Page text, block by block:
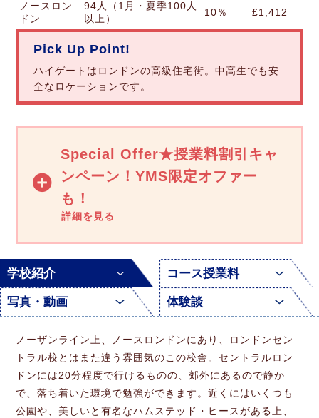
ノースロン
ドン
94人（1月・夏季100人
以上）
10％ £1,412
Pick Up Point!
ハイゲートはロンドンの高級住宅街。中高生でも安
全なロケーションです。
Special Offer★授業料割引キャ
ンペーン！YMS限定オファー
も！
学校紹介
コース授業料
写真・動画
体験談
ノーザンライン上、ノースロンドンにあり、ロンドンセン
トラル校とはまた違う雰囲気のこの校舎。セントラルロン
ドンには20分程度で行けるものの、郊外にあるので静か
で、落ち着いた環境で勉強ができます。近くにはいくつも
公園や、美しいと有名なハムステッド・ヒースがある上、